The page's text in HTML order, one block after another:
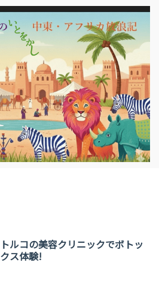
トルコの美容クリニックでボトッ
クス体験!